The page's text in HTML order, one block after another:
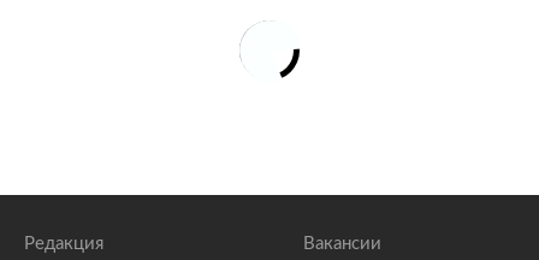
Редакция Вакансии